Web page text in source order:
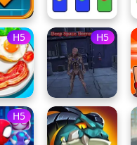
H5 H5
H5